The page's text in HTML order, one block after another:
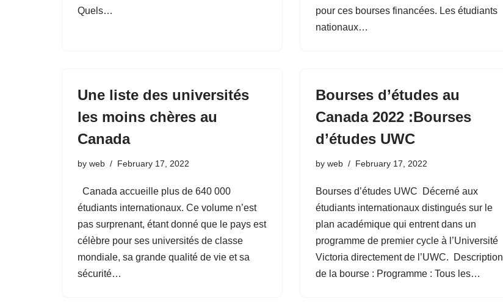
Quels…
pour ces bourses financées. Les étudiants
nationaux…
Une liste des universités
les moins chères au
Canada
by web February 17, 2022
Canada accueille plus de 640 000
étudiants internationaux. Ce volume n’est
pas surprenant, étant donné que le pays est
célèbre pour ses universités de classe
mondiale, sa grande qualité de vie et sa
sécurité…
Bourses d’études au
Canada 2022 :Bourses
d’études UWC
by web February 17, 2022
Bourses d’études UWC Décerné aux
étudiants internationaux distingués sur le
plan académique qui entrent dans un
programme de premier cycle à l’Université
Victoria directement de l’UWC. Description
de la bourse : Programme : Tous les…